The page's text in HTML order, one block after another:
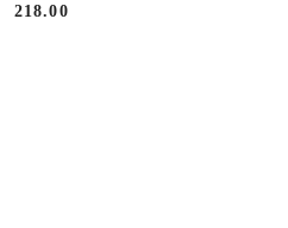
Cena:
218.00